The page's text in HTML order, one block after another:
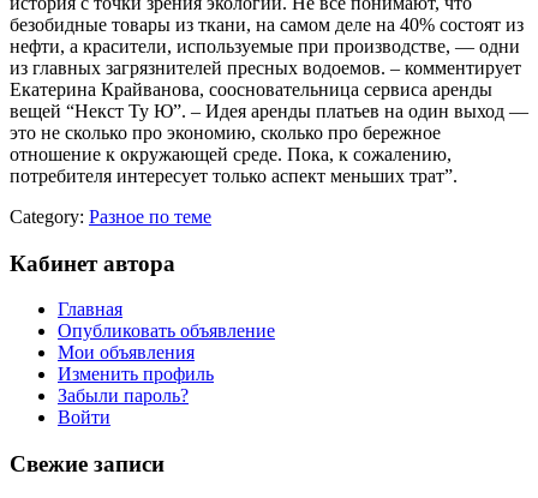
безобидные товары из ткани, на самом деле на 40% состоят из
нефти, а красители, используемые при производстве, — одни
из главных загрязнителей пресных водоемов. – комментирует
Екатерина Крайванова, соосновательница сервиса аренды
вещей “Некст Ту Ю”. – Идея аренды платьев на один выход —
это не сколько про экономию, сколько про бережное
отношение к окружающей среде. Пока, к сожалению,
потребителя интересует только аспект меньших трат”.
Category: Разное по теме
Кабинет автора
Главная
Опубликовать объявление
Мои объявления
Изменить профиль
Забыли пароль?
Войти
Свежие записи